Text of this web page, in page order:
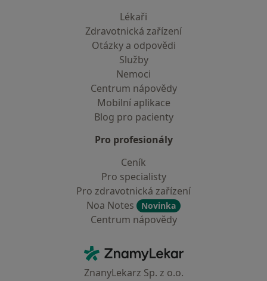
Lékaři
Zdravotnická zařízení
Otázky a odpovědi
Služby
Nemoci
Centrum nápovědy
Mobilní aplikace
Blog pro pacienty
Pro profesionály
Ceník
Pro specialisty
Pro zdravotnická zařízení
Noa Notes
Novinka
Centrum nápovědy
ZnamyLekar - Hlavní stránka
ZnanyLekarz Sp. z o.o.